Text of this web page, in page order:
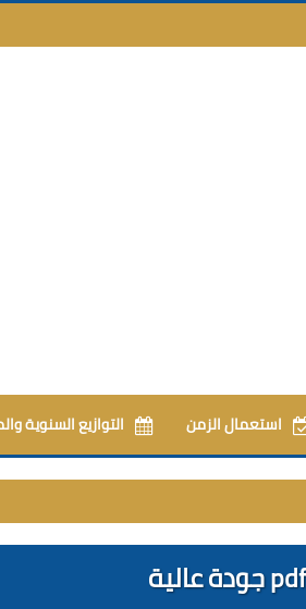
استعمال الزمن التوازيع السنوية